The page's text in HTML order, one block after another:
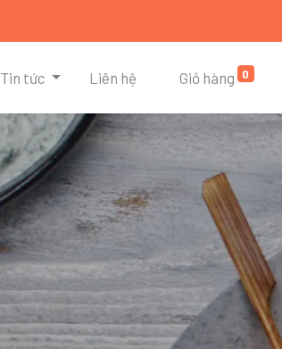
Tin tức Liên hệ Giỏ hàng 0